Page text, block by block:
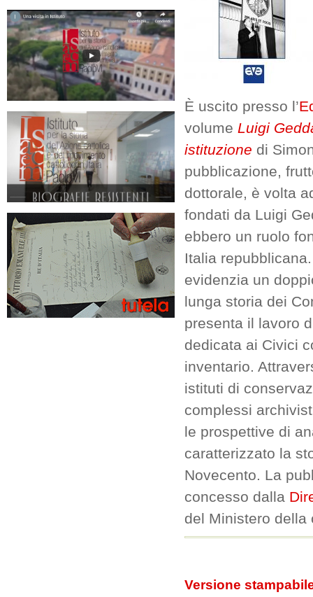
È uscito presso l’
volume Luigi
istituzione di
pubblicazione,
dottorale, è volta
fondati da Luigi
ebbero un ruolo
Italia
evidenzia un
lunga storia dei
presenta il lavoro
dedicata ai Civici
inventario.
istituti di
complessi
le prospettive di
caratterizzato la
Novecento. La
concesso dalla
del Ministero della
Versione